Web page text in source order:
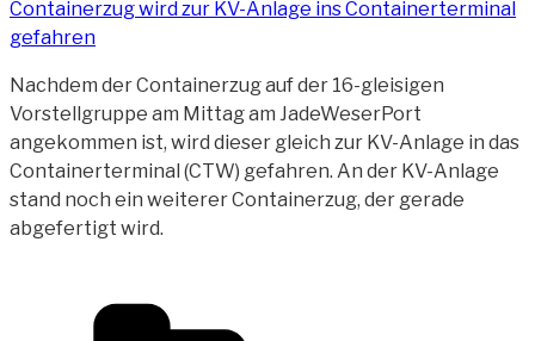
Nachdem der Containerzug auf der 16-gleisigen
Vorstellgruppe am Mittag am JadeWeserPort
angekommen ist, wird dieser gleich zur KV-Anlage in das
Containerterminal (CTW) gefahren. An der KV-Anlage
stand noch ein weiterer Containerzug, der gerade
abgefertigt wird.